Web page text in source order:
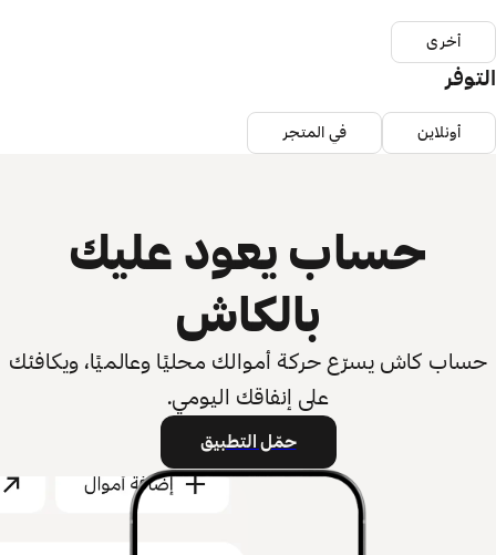
أخرى
التوفر
أونلاين في المتجر
حساب يعود عليك
بالكاش
حساب كاش يسرّع حركة أموالك محليًا وعالميًا، ويكافئك
على إنفاقك اليومي.
حمّل التطبيق